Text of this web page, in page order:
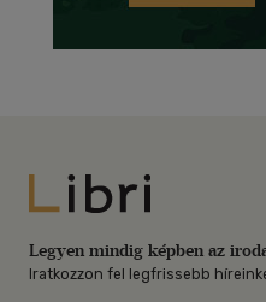
Libri
Legyen mindig képben az
Iratkozzon fel legfrissebb